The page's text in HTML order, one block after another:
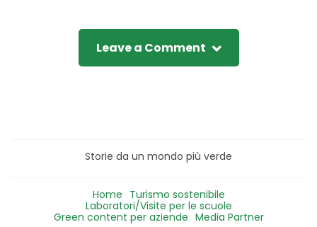
Leave a Comment
Storie da un mondo più verde
Home Turismo sostenibile
Laboratori/Visite per le scuole
Green content per aziende Media Partner